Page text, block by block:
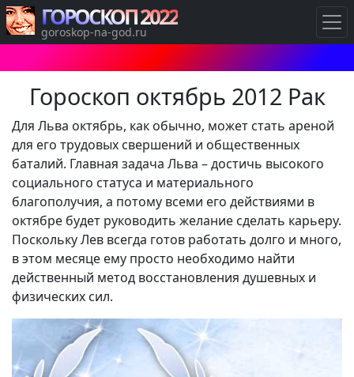
Гороскоп октябрь 2012 Рак
Для Льва октябрь, как обычно, может стать ареной
для его трудовых свершений и общественных
баталий. Главная задача Льва – достичь высокого
социального статуса и материального
благополучия, а потому всеми его действиями в
октябре будет руководить желание сделать карьеру.
Поскольку Лев всегда готов работать долго и много,
в этом месяце ему просто необходимо найти
действенный метод восстановления душевных и
физических сил.
ГОРОСКОП 2022
goroskop-na-god.ru